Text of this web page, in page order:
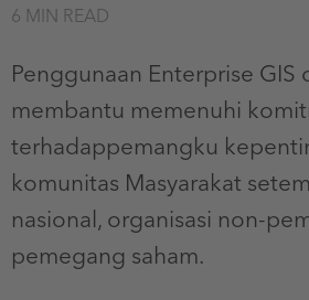
6 MIN READ
Penggunaan Enterprise GIS
membantu memenuhi
terhadappemangku
komunitas Masyarakat
nasional, organisasi non-
pemegang saham.